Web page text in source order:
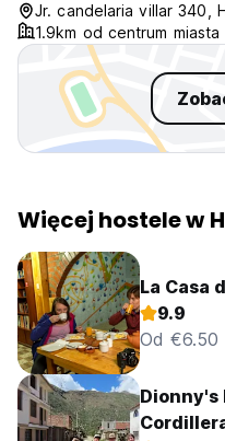
Jr. candelaria villar 340,
1.9km od centrum miasta
Więcej hostele w
La Casa
9.9
Od €6.50
Dionny's